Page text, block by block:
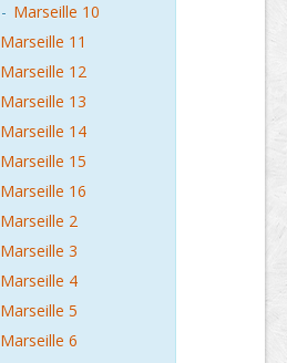
- Marseille 10
Marseille 11
Marseille 12
Marseille 13
Marseille 14
Marseille 15
Marseille 16
Marseille 2
Marseille 3
Marseille 4
Marseille 5
Marseille 6